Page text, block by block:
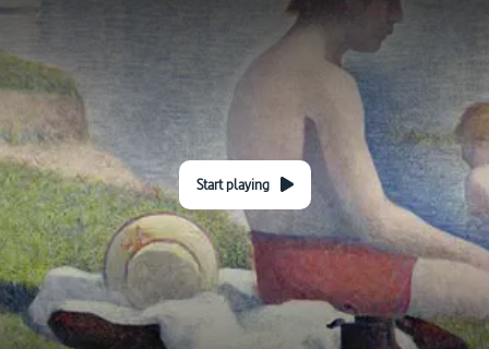
Start playing